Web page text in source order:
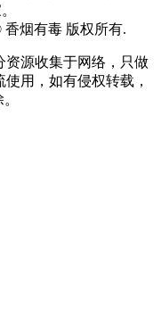
香烟有毒 版权所有.
资源收集于网络，只做
使用，如有侵权转载，